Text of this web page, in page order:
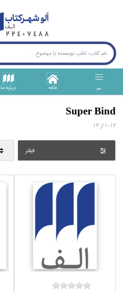
منو خانه درباره ما
Super Bind
1-12 از12
فيلتر